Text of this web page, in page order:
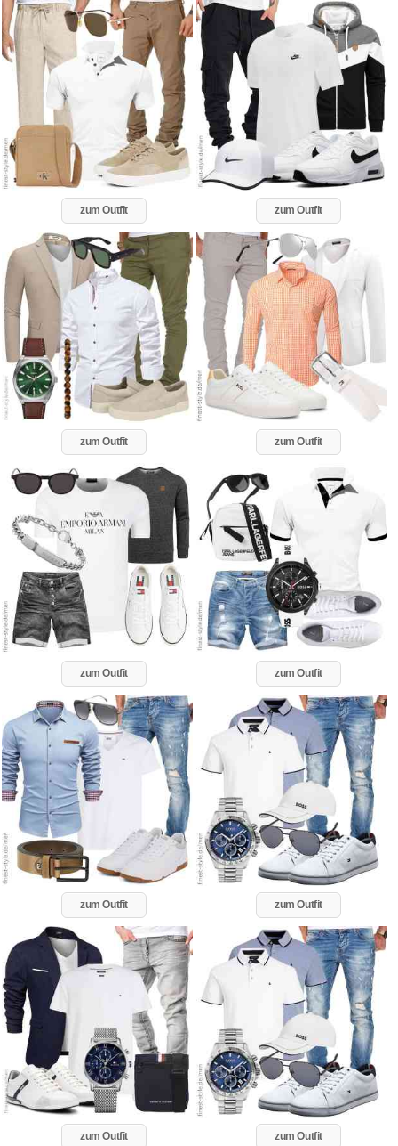
zum Outfit zum Outfit
zum Outfit zum Outfit
zum Outfit zum Outfit
zum Outfit zum Outfit
zum Outfit zum Outfit